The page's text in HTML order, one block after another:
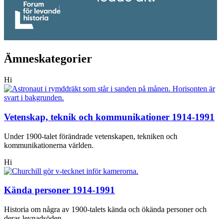
Ämneskategorier
Hi
Vetenskap, teknik och kommunikationer 1914-1991
Under 1900-talet förändrade vetenskapen, tekniken och
kommunikationerna världen.
Hi
Kända personer 1914-1991
Historia om några av 1900-talets kända och ökända personer och